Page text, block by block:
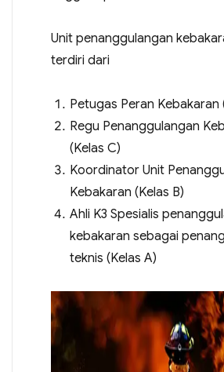
Unit penanggulangan
terdiri dari
Petugas Peran Kebakaran
Regu Penanggulangan
(Kelas C)
Koordinator Unit
Kebakaran (Kelas B)
Ahli K3 Spesialis
kebakaran sebagai
teknis (Kelas A)